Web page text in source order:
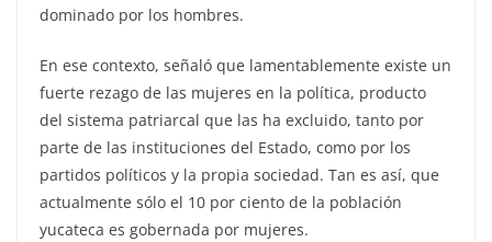
dominado por los hombres.
En ese contexto, señaló que lamentablemente existe un
fuerte rezago de las mujeres en la política, producto
del sistema patriarcal que las ha excluido, tanto por
parte de las instituciones del Estado, como por los
partidos políticos y la propia sociedad. Tan es así, que
actualmente sólo el 10 por ciento de la población
yucateca es gobernada por mujeres.